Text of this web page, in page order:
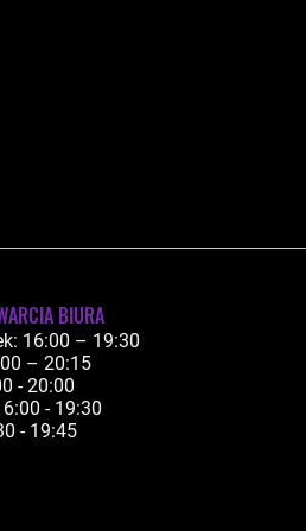
BIURA
16:00 – 19:30
– 20:15
- 20:00
- 19:30
- 19:45